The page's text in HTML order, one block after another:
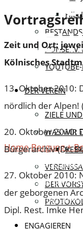
DER VEREIN
ZIELE
WAS WIR
DER
ENGAGIEREN
11. Oktober
HomeBergung +
aktuellen
Schätze aus dem
Rahmenprogramm
Zeit und Ort:
Kölnisches
13. Oktober 2010:
nördlich der Alpen!
20. Oktober 2010:
Bürgerarchiv (Dr.
27. Oktober 2010:
der geborgenen
Dipl. Rest. Imke